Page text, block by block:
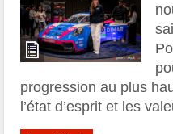
progression au plus
l’état d’esprit et les